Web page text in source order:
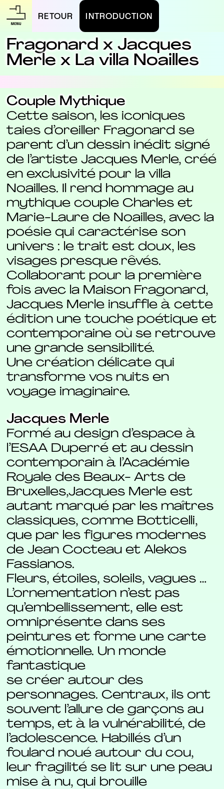
Fragonard x Jacques
Merle x La villa Noailles
RETOUR INTRODUCTION
Couple Mythique
Cette saison, les iconiques
taies d’oreiller Fragonard se
parent d’un dessin inédit signé
de l’artiste Jacques Merle, créé
en exclusivité pour la villa
Noailles. Il rend hommage au
mythique couple Charles et
Marie-Laure de Noailles, avec la
poésie qui caractérise son
univers : le trait est doux, les
visages presque rêvés.
Collaborant pour la première
fois avec la Maison Fragonard,
Jacques Merle insuffle à cette
édition une touche poétique et
contemporaine où se retrouve
une grande sensibilité.
Une création délicate qui
transforme vos nuits en
voyage imaginaire.
Jacques Merle
Formé au design d’espace à
l’ESAA Duperré et au dessin
contemporain à l’Académie
Royale des Beaux- Arts de
Bruxelles,Jacques Merle est
autant marqué par les maîtres
classiques, comme Botticelli,
que par les figures modernes
de Jean Cocteau et Alekos
Fassianos.
Fleurs, étoiles, soleils, vagues …
L’ornementation n’est pas
qu’embellissement, elle est
omniprésente dans ses
peintures et forme une carte
émotionnelle. Un monde
fantastique
se créer autour des
personnages. Centraux, ils ont
souvent l’allure de garçons au
temps, et à la vulnérabilité, de
l’adolescence. Habillés d’un
foulard noué autour du cou,
leur fragilité se lit sur une peau
mise à nu, qui brouille